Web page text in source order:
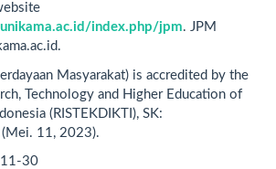
index.php/jpm. JPM
Masyarakat) is accredited by the
Technology and Higher Education of
(RISTEKDIKTI), SK:
11, 2023).
30